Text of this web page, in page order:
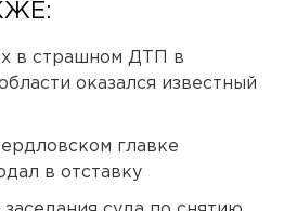
в страшном ДТП в
оказался известный
главке
в отставку